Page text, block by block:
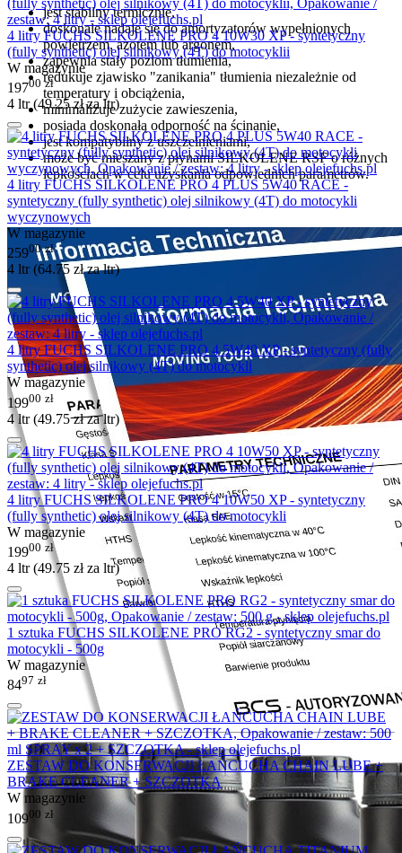
jest stabilny termicznie,
doskonale nadaje się do amortyzatorów wypełnionych
powietrzem, azotem lub argonem,
zapewnia stały poziom tłumienia,
redukuje zjawisko "zanikania" tłumienia niezależnie od
temperatury i obciążenia,
minimalizuje zużycie zawieszenia,
posiada doskonałą odporność na ścinanie,
jest kompatybilny z uszczelnieniami,
może być mieszany z płynami SILKOLENE RSF o różnych
lepkościach w celu uzyskania odpowiednich parametrów.
4 litry FUCHS SILKOLENE PRO 4 10W30 XP - syntetyczny
(fully synthetic) olej silnikowy (4T) do motocyklii
W magazynie
19700 zł
4 ltr (49.25złza ltr)
4 litry FUCHS SILKOLENE PRO 4 PLUS 5W40 RACE -
syntetyczny (fully synthetic) olej silnikowy (4T) do motocykli
wyczynowych
W magazynie
25900 zł
4 ltr (64.75 złza ltr)
4 litry FUCHS SILKOLENE PRO 4 5W40 XP - syntetyczny (fully
synthetic) olej silnikowy (4T) do motocykli
W magazynie
19900 zł
4 ltr (49.75złza ltr)
4 litry FUCHS SILKOLENE PRO 4 10W50 XP - syntetyczny
(fully synthetic) olej silnikowy (4T) do motocykli
W magazynie
19900 zł
4 ltr (49.75 złza ltr)
1 sztuka FUCHS SILKOLENE PRO RG2 - syntetyczny smar do
motocykli - 500g
W magazynie
8497 zł
ZESTAW DO KONSERWACJI ŁAŃCUCHA CHAIN LUBE +
BRAKE CLEANER + SZCZOTKA
W magazynie
10900 zł